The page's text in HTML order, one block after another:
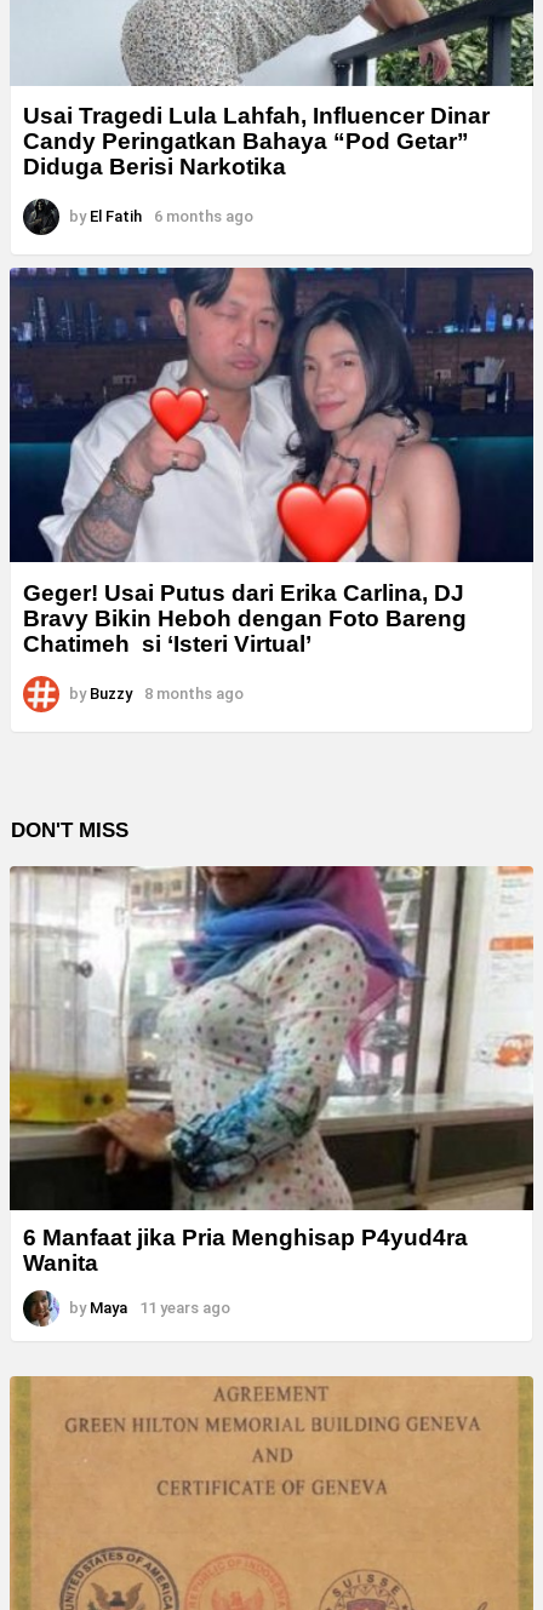
Usai Tragedi Lula Lahfah, Influencer Dinar
Candy Peringatkan Bahaya “Pod Getar”
Diduga Berisi Narkotika
by El Fatih 6 months ago
Geger! Usai Putus dari Erika Carlina, DJ
Bravy Bikin Heboh dengan Foto Bareng
Chatimeh si ‘Isteri Virtual’
by Buzzy 8 months ago
DON'T MISS
6 Manfaat jika Pria Menghisap P4yud4ra
Wanita
by Maya 11 years ago